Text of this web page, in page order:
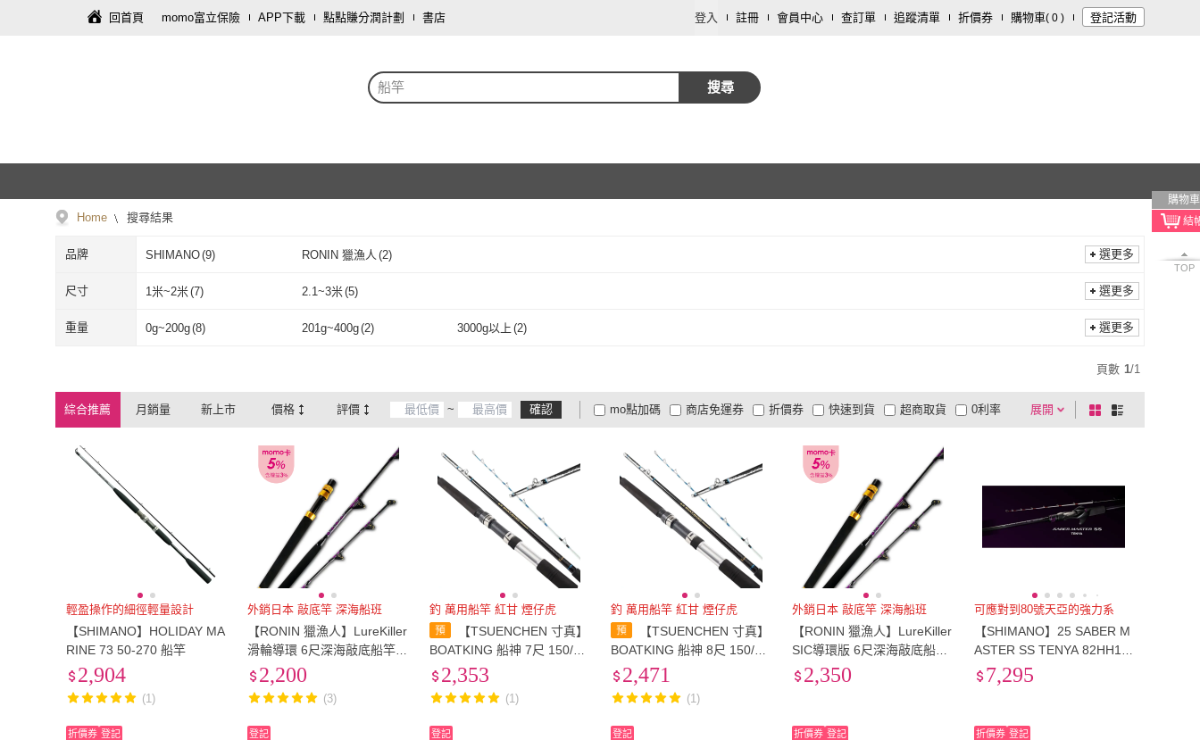
回首頁 momo富立保險 APP下載 點點賺分潤計劃 書店 登入 註冊 會員中心 查訂單 追蹤清單 折價券 購物車( 0 ) 登記活動
船竿 搜尋
購物車
TOP
Home 搜尋結果
品牌 SHIMANO(9) RONIN 獵漁人 (2)
SHIMANO RONIN 獵漁人
選更多
尺寸 1米~2米(7) 2.1~3米(5)
1米~2米 2.1~3米(5
選更多
重量 0g~200g(8) 201g~400g(2) 3000g以上 (2) 選更多
頁數 1/1
綜合推薦 月銷量 新上市 價格 評價 ~ 確認 展開
折價券
有影片
商品有量 電視購物
mo點加碼 快速到貨 超商取貨
大家電安心配
大家電快配
商店免運券 0利率
貨到付款
及以上 及以上
棋
盤
列
輕盈操作的細徑輕量設計
【SHIMANO】HOLIDAY MA
RINE 73 50-270 船竿
2,904
(1)
折價券 登記
外銷日本 敲底竿 深海船班
【RONIN 獵漁人】LureKiller
滑輪導環 6尺深海敲底船竿
(外銷日本規格 船釣竿 敲底
竿 船班 深海釣場適用)
2,200
(3)
登記
釣 萬用船竿 紅甘 煙仔虎
【TSUENCHEN 寸真】
BOATKING 船神 7尺 150/25
0號 並繼船釣竿(船釣 萬用船
竿 紅甘 煙仔虎 鬼頭刀)
2,353
(1)
登記
釣 萬用船竿 紅甘 煙仔虎
【TSUENCHEN 寸真】
BOATKING 船神 8尺 150/25
0號 並繼船釣竿(船釣 萬用船
竿 紅甘 煙仔虎 鬼頭刀)
2,471
(1)
登記
外銷日本 敲底竿 深海船班
【RONIN 獵漁人】LureKiller
SIC導環版 6尺深海敲底船竿
(外銷日本規格 船釣竿 敲底
竿 船班 深海釣場適用)
2,350
折價券 登記
可應對到80號天亞的強力系
【SHIMANO】25 SABER M
ASTER SS TENYA 82HH18
0 天亞竿 船釣竿(白帶魚釣)
7,295
折價券 登記